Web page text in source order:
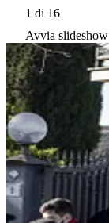
1 di 16
Avvia slideshow